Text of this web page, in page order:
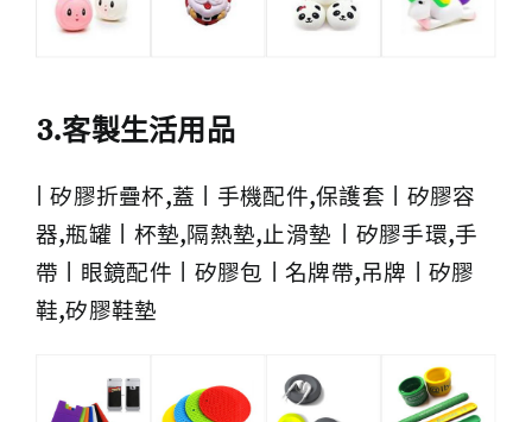
3.客製生活用品
| 矽膠折疊杯,蓋 | 手機配件,保護套 | 矽膠容
器,瓶罐 | 杯墊,隔熱墊,止滑墊
矽膠手環,手
帶 | 眼鏡配件 | 矽膠包 | 名牌帶,吊牌 | 矽膠
鞋,矽膠鞋墊